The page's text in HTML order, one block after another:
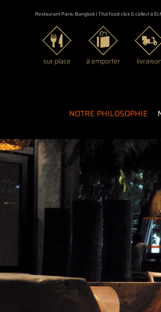
Restaurant Paris-Bangkok | Thaï food click & collect à
sur place à emporter
NOTRE PHILOSOPHIE